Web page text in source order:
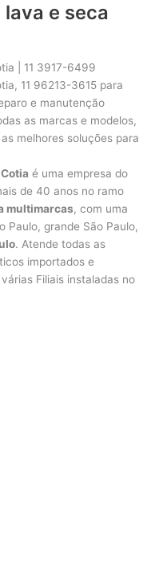
e seca
| 11 3917-6499
11 96213-3615 para
e manutenção
as marcas e modelos,
melhores soluções para
é uma empresa do
de 40 anos no ramo
multimarcas, com uma
Paulo, grande São Paulo,
. Atende todas as
importados e
Filiais instaladas no